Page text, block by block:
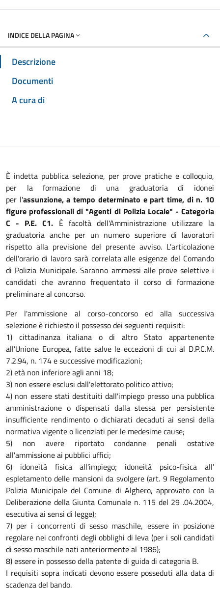
INDICE DELLA PAGINA
Descrizione
Documenti
A cura di
È indetta pubblica selezione, per prove pratiche e colloquio,
per la formazione di una graduatoria di idonei
per l'assunzione, a tempo determinato e part time, di n. 10
figure professionali di "Agenti di Polizia Locale" - Categoria
C - P.E. C1. È facoltà dell'Amministrazione utilizzare la
graduatoria anche per un numero superiore di lavoratori
rispetto alla previsione del presente avviso. L'articolazione
dell'orario di lavoro sarà correlata alle esigenze del Comando
di Polizia Municipale. Saranno ammessi alle prove selettive i
candidati che avranno frequentato il corso di formazione
preliminare al concorso.
Per l'ammissione al corso-concorso ed alla successiva
selezione è richiesto il possesso dei seguenti requisiti:
1) cittadinanza italiana o di altro Stato appartenente
all'Unione Europea, fatte salve le eccezioni di cui al D.P.C.M.
7.2.94, n. 174 e successive modificazioni;
2) età non inferiore agli anni 18;
3) non essere esclusi dall'elettorato politico attivo;
4) non essere stati destituiti dall'impiego presso una pubblica
amministrazione o dispensati dalla stessa per persistente
insufficiente rendimento o dichiarati decaduti ai sensi della
normativa vigente o licenziati per le medesime cause;
5) non avere riportato condanne penali ostative
all'ammissione ai pubblici uffici;
6) idoneità fisica all'impiego; idoneità psico-fisica all'
espletamento delle mansioni da svolgere (art. 9 Regolamento
Polizia Municipale del Comune di Alghero, approvato con la
Deliberazione della Giunta Comunale n. 115 del 29 .04.2004,
esecutiva ai sensi di legge);
7) per i concorrenti di sesso maschile, essere in posizione
regolare nei confronti degli obblighi di leva (per i soli candidati
di sesso maschile nati anteriormente al 1986);
8) essere in possesso della patente di guida di categoria B.
I requisiti sopra indicati devono essere posseduti alla data di
scadenza del bando.